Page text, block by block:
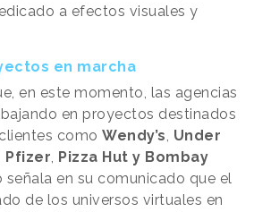
a efectos visuales y
en marcha
en este momento, las agencias
en proyectos destinados
como Wendy’s, Under
Pfizer, Pizza Hut y Bombay
señala en su comunicado que el
de los universos virtuales en